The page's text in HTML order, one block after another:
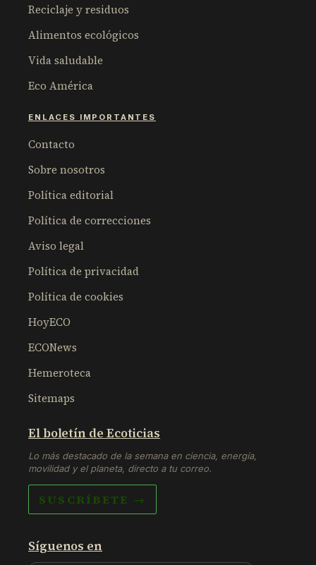
Reciclaje y residuos
Alimentos ecológicos
Vida saludable
Eco América
ENLACES IMPORTANTES
Contacto
Sobre nosotros
Política editorial
Política de correcciones
Aviso legal
Política de privacidad
Política de cookies
HoyECO
ECONews
Hemeroteca
Sitemaps
El boletín de Ecoticias
Lo más destacado de la semana en ciencia, energía,
movilidad y el planeta, directo a tu correo.
SUSCRÍBETE →
Síguenos en